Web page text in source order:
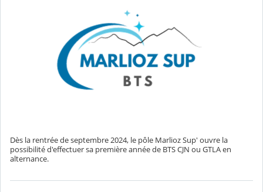
Dès la rentrée de septembre 2024, le pôle Marlioz Sup' ouvre la
possibilité d'effectuer sa première année de BTS CJN ou GTLA en
alternance.